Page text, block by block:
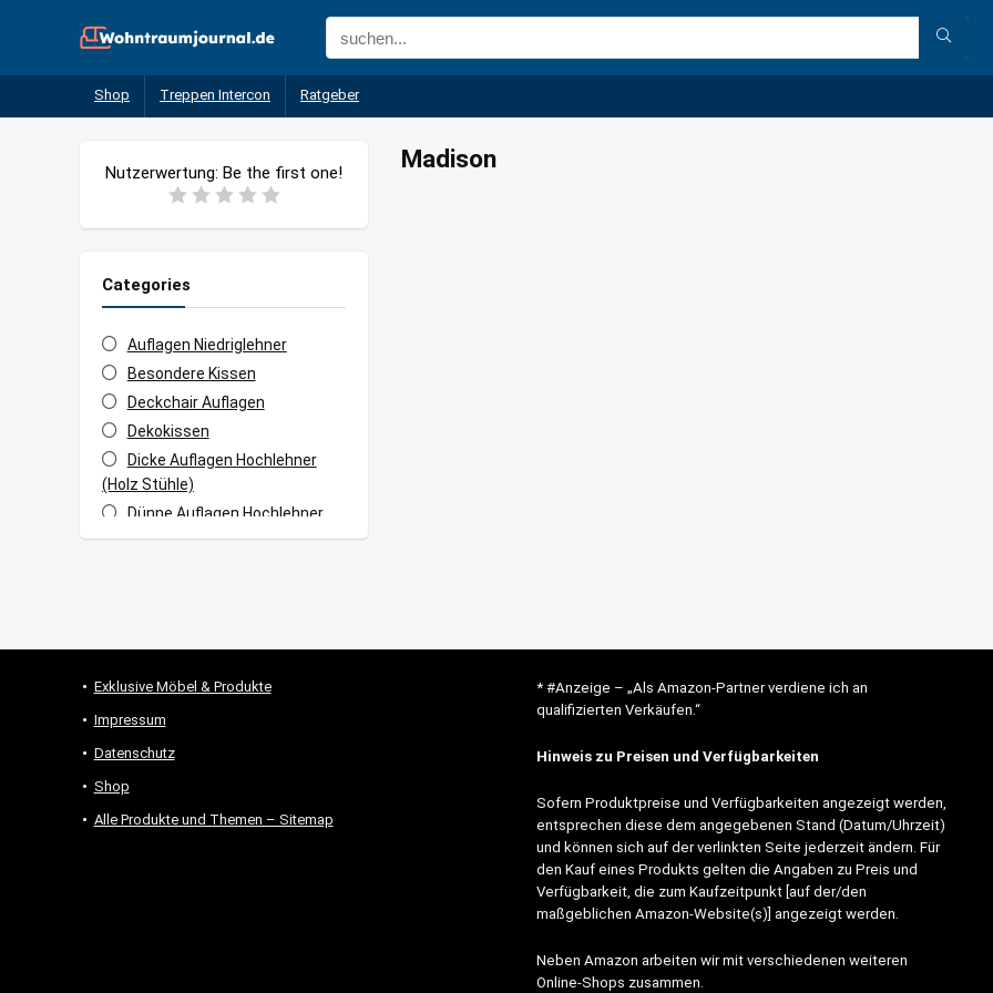
Shop Treppen Intercon Ratgeber
Madison
Nutzerwertung: Be the first one!
Categories
Auflagen Niedriglehner
Besondere Kissen
Deckchair Auflagen
Dekokissen
Dicke Auflagen Hochlehner
(Holz Stühle)
Dünne Auflagen Hochlehner
(Textilene Stühle)
Loungekissen
Outdoor Kissen
Tischsets
All categories
Exklusive Möbel & Produkte
Impressum
Datenschutz
Shop
Alle Produkte und Themen – Sitemap
* #Anzeige – „Als Amazon-Partner verdiene ich an
qualifizierten Verkäufen.“
Hinweis zu Preisen und Verfügbarkeiten
Sofern Produktpreise und Verfügbarkeiten angezeigt werden,
entsprechen diese dem angegebenen Stand (Datum/Uhrzeit)
und können sich auf der verlinkten Seite jederzeit ändern. Für
den Kauf eines Produkts gelten die Angaben zu Preis und
Verfügbarkeit, die zum Kaufzeitpunkt [auf der/den
maßgeblichen Amazon-Website(s)] angezeigt werden.
Neben Amazon arbeiten wir mit verschiedenen weiteren
Online-Shops zusammen.